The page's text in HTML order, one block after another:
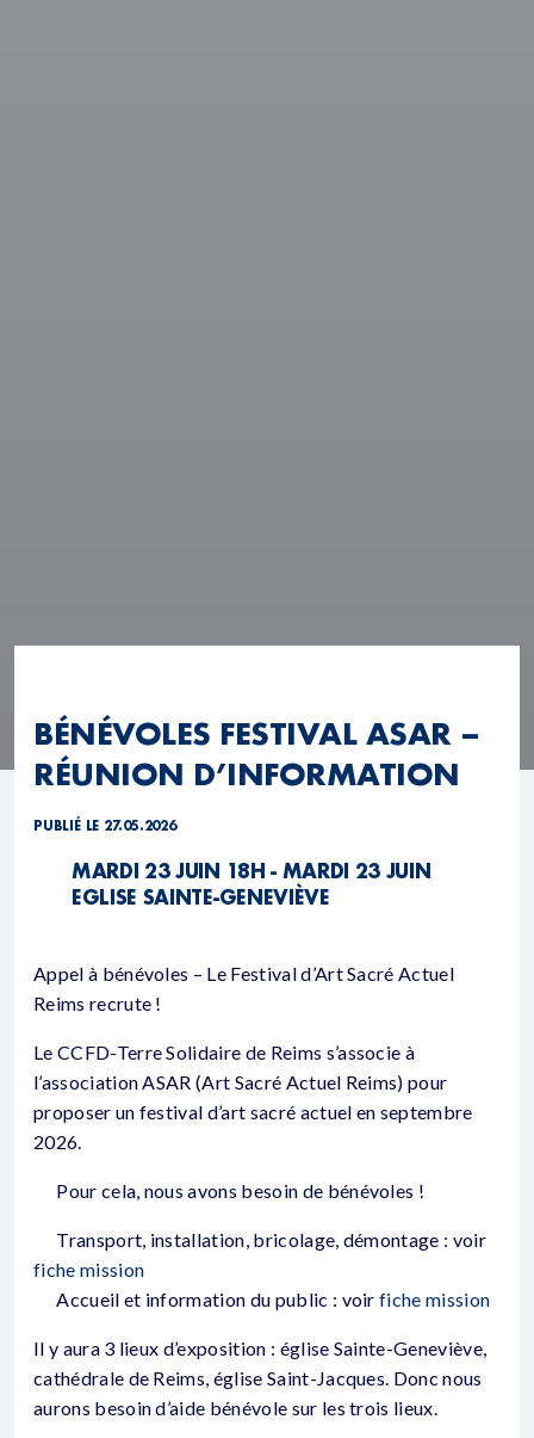
BÉNÉVOLES FESTIVAL ASAR –
RÉUNION D’INFORMATION
PUBLIÉ LE 27.05.2026
MARDI 23 JUIN 18H - MARDI 23 JUIN
EGLISE SAINTE-GENEVIÈVE
Appel à bénévoles – Le Festival d’Art Sacré Actuel
Reims recrute !
Le CCFD-Terre Solidaire de Reims s’associe à
l’association ASAR (Art Sacré Actuel Reims) pour
proposer un festival d’art sacré actuel en septembre
2026.
Pour cela, nous avons besoin de bénévoles !
Transport, installation, bricolage, démontage : voir
fiche mission
Accueil et information du public : voirfiche mission
Il y aura 3 lieux d’exposition : église Sainte-Geneviève,
cathédrale de Reims, église Saint-Jacques. Donc nous
aurons besoin d’aide bénévole sur les trois lieux.